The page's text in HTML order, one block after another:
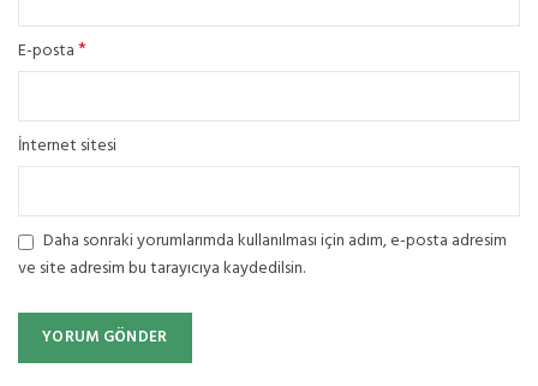
E-posta*
İnternet sitesi
Daha sonraki yorumlarımda kullanılması için adım, e-posta adresim
ve site adresim bu tarayıcıya kaydedilsin.